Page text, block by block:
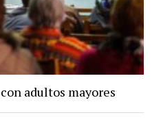
adultos mayores